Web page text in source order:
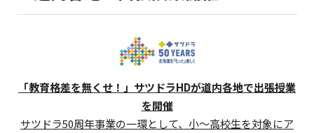
「教育格差を無くせ！」サツドラHDが道内各地で出張授業
を開催
サツドラ50周年事業の一環として、小～高校生を対象にア